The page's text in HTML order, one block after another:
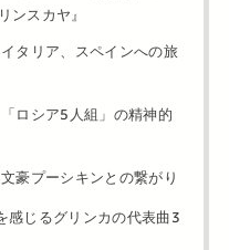
ンスカヤ』
タリア、スペインへの旅
ロシア5人組」の精神的
豪プーシキンとの繋がり
感じるグリンカの代表曲3